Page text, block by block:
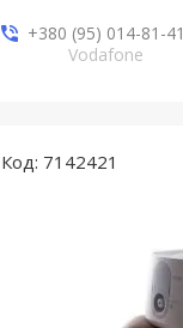
+380 (95) 014-81-41
Vodafone
7142421